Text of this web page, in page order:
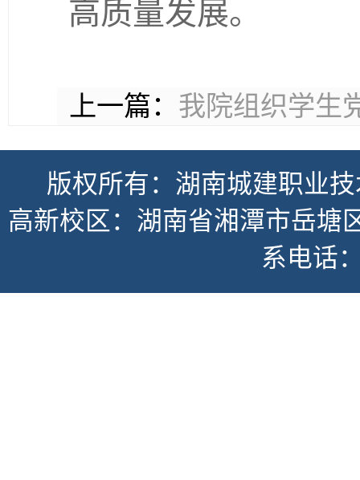
高质量发展。
上一篇： 我院组织学生
版权所有：湖南城建职业
高新校区：湖南省湘潭市岳
系电话